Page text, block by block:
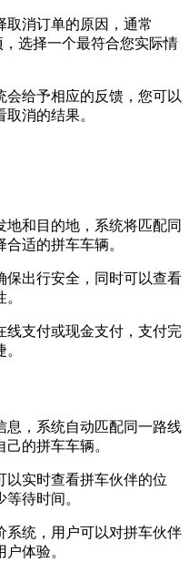
取消订单的原因，通常
，选择一个最符合您实际情
给予相应的反馈，您可以
消的结果。‌
和目的地，系统将匹配同
适的拼车车辆。
保出行安全，同时可以查看
线支付或现金支付，支付完
息，系统自动匹配同一路线
的拼车车辆。
以实时查看拼车伙伴的位
待时间。
系统，用户可以对拼车伙伴
体验。